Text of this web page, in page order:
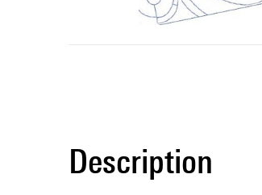
Description